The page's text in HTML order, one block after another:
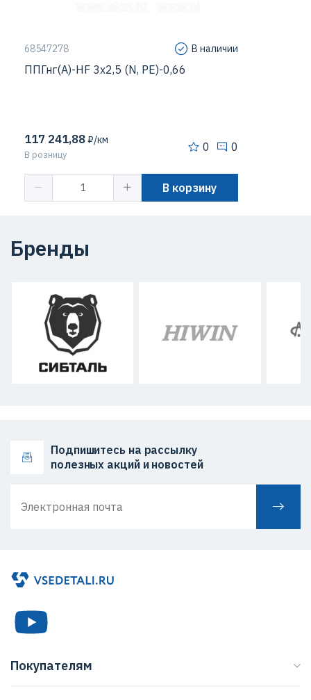
68547278 В наличии
ППГнг(А)-HF 3х2,5 (N, PE)-0,66
117 241,88₽/км
В розницу
0 0
В корзину
Бренды
Подпишитесь на рассылку
полезных акций и новостей
Покупателям